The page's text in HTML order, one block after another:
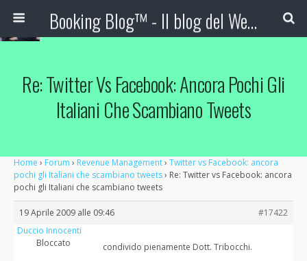
Booking Blog™ - Il blog del Web Marketing Turistico
Re: Twitter Vs Facebook: Ancora Pochi Gli
Italiani Che Scambiano Tweets
Home › Forum › Revenue Management› Twitter vs Facebook: ancora
pochi gli Italiani che scambiano tweets› Re: Twitter vs Facebook: ancora
pochi gli Italiani che scambiano tweets
19 Aprile 2009 alle 09:46
#17422
Duccio Innocenti
Bloccato
condivido pienamente Dott. Tribocchi.